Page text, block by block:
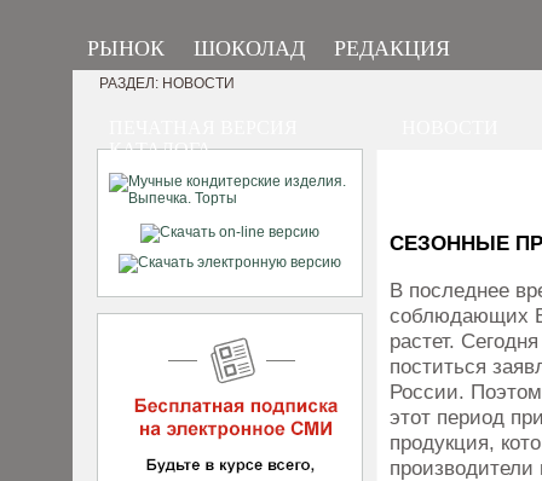
РЫНОК ШОКОЛАД РЕДАКЦИЯ
КАТАЛОГА
РАЗДЕЛ: НОВОСТИ
СЕЗОННЫЕ
В последнее
соблюдающих
растет.
поститься
России.
этот период
продукция,